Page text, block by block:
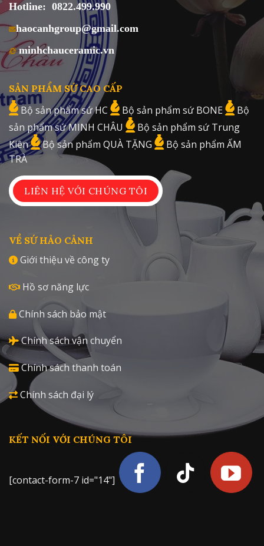
Hotline: 0822.499.990
haocanhgroup@gmail.com
minhchauceramic.vn
SẢN PHẨM SỨ CAO CẤP
Bộ sản phẩm sứ HC Bộ sản phẩm sứ BONE
Bộ
sản phẩm sứ MINH CHÂU
Bộ sản phẩm sứ Trung
Kiên
Bộ sản phẩm QUÀ TẶNG
Bộ sản phẩm ẤM
TRÀ
LIÊN HỆ VỚI CHÚNG TÔI
VỀ SỨ HẢO CẢNH
Giới thiệu về công ty
Hồ sơ năng lực
Chính sách bảo mật
Chính sách vận chuyển
Chính sách thanh toán
Chính sách đại lý
KẾT NỐI VỚI CHÚNG TÔI
[contact-form-7 id="14"]